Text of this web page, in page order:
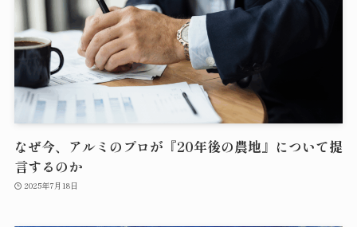
なぜ今、アルミのプロが『20年後の農地』について提
言するのか
2025年7月18日